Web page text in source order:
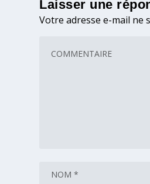
Laisser une
Votre adresse e-mail ne